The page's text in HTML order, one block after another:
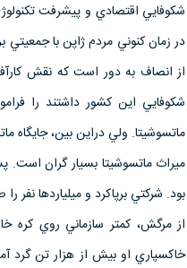
شكوفايي اقتصادي و پيشرفت
از انصاف به دور است كه نقش
شكوفايي اين كشور داشتند را
ماتسوشيتا. ولي دراين بين، جايگاه
ميراث ماتسوشيتا بسيار گران
بود. شركتي برپاكرد و ميلياردها
خاكسپاري او بيش از هزار تن گرد